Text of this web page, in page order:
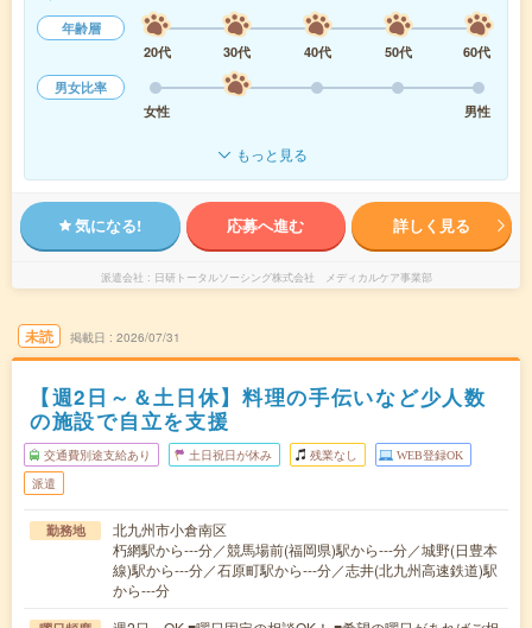
年齢層
20代
30代 40代 50代
60代
男女比率
女性
男性
もっと見る
気になる! 応募へ進む 詳しく見る
派遣会社 日研トータルソーシング株式会社 メディカルケア事業部
未読 掲載日 2026/07/31
【週2日～＆土日休】料理の手伝いなど少人数
の施設で自立を支援
交通費別途支給あり 土日祝日が休み 残業なし WEB登録OK
派遣
勤務地
北九州市小倉南区
朽網駅から---分／競馬場前(福岡県)駅から---分／城野(日豊本
線)駅から---分／石原町駅から---分／志井(北九州高速鉄道)駅
から---分